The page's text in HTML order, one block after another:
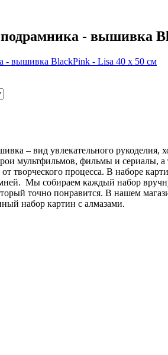
- вышивка
– вид увлекательного
мультфильмов, фильмы и сериалы,
от творческого процесса. В наборе
Мы собираем каждый набор
точно понравится. В нашем
набор картин с алмазами.